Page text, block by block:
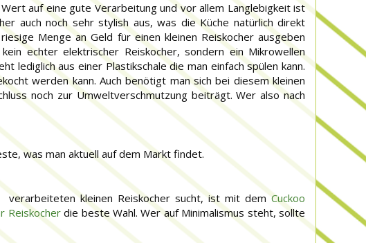
auf eine gute Verarbeitung und vor allem Langlebigkeit ist
auch noch sehr stylish aus, was die Küche natürlich direkt
Menge an Geld für einen kleinen Reiskocher ausgeben
echter elektrischer Reiskocher, sondern ein Mikrowellen
lediglich aus einer Plastikschale die man einfach spülen kann.
werden kann. Auch benötigt man sich bei diesem kleinen
noch zur Umweltverschmutzung beiträgt. Wer also nach
was man aktuell auf dem Markt findet.
verarbeiteten kleinen Reiskocher sucht, ist mit demCuckoo
Reiskocherdie beste Wahl. Wer auf Minimalismus steht, sollte